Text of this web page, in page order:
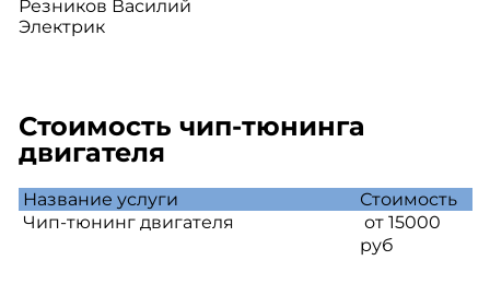
Резников Василий
Электрик
Стоимость чип-тюнинга
двигателя
Название услуги
Стоимость
Чип-тюнинг двигателя
от 15000
руб